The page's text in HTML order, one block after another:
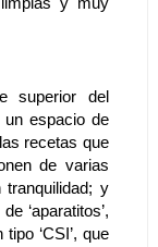
superior del
espacio de
recetas que
de varias
y
‘aparatitos’,
‘CSI’, que